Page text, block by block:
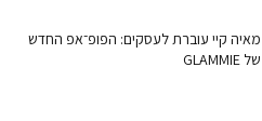
מאיה קיי עוברת לעסקים: הפופ־אפ החדש
של GLAMMIE